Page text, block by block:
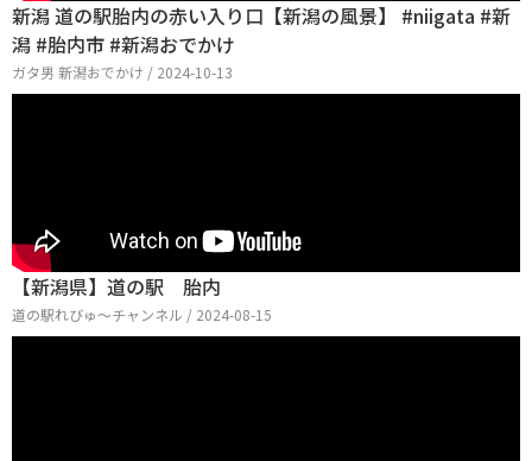
新潟 道の駅胎内の赤い入り口【新潟の風景】 #niigata #新
潟 #胎内市 #新潟おでかけ
ガタ男 新潟おでかけ / 2024-10-13
【新潟県】道の駅 胎内
道の駅れびゅ〜チャンネル / 2024-08-15